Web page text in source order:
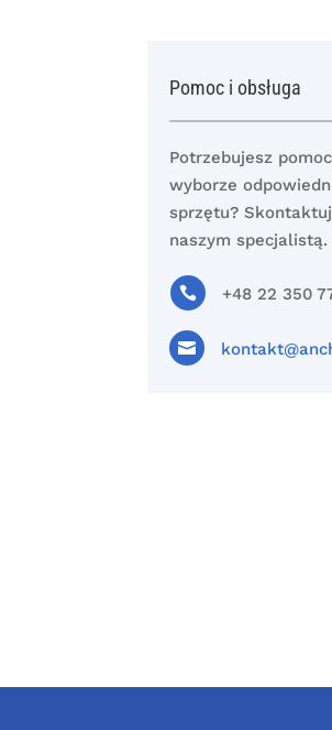
Pomoc i obsługa
Potrzebujesz
wyborze
sprzętu?
naszym specjalistą.
 +48 22 350
